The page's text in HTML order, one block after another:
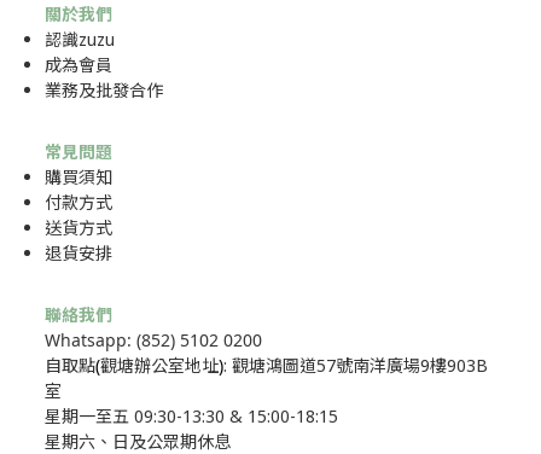
關於我們
認識zuzu
成為會員
業務及批發合作
常見問題
購買須知
付款方式
送貨方式
退貨安排
聯絡我們
Whatsapp: (852) 5102 0200
自取點(觀塘辦公室地址): 觀塘鴻圖道57號南洋廣場9樓903B
室
星期一至五 09:30-13:30 & 15:00-18:15
星期六、日及公眾期休息